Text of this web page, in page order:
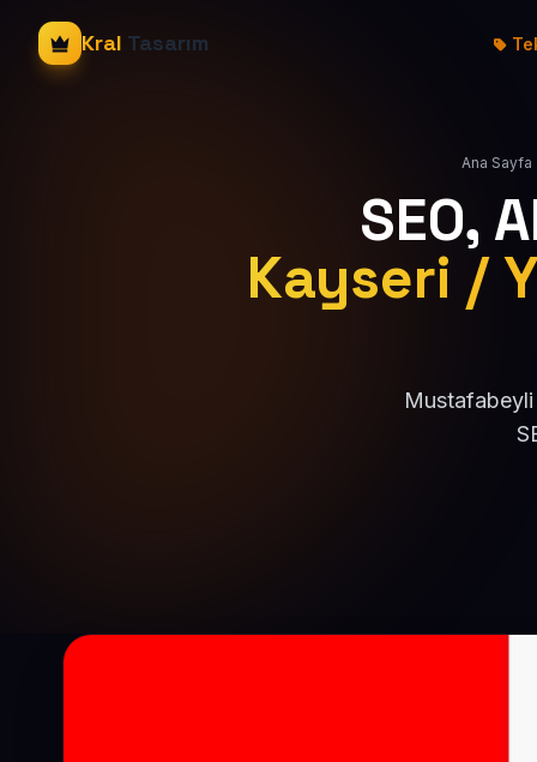
Kral Tasarım
Ana Sayfa
SEO,
Kayseri /